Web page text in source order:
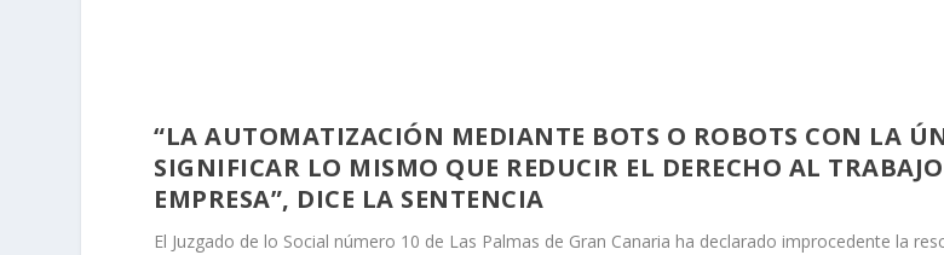
“LA AUTOMATIZACIÓN MEDIANTE BOTS O ROBOTS CON LA
SIGNIFICAR LO MISMO QUE REDUCIR EL DERECHO AL
EMPRESA”, DICE LA SENTENCIA
El Juzgado de lo Social número 10 de Las Palmas de Gran Canaria ha declarado improcedente la